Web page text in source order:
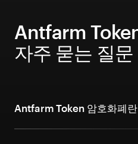
Antfarm
자주 묻는 질문
Antfarm Token 암호화폐